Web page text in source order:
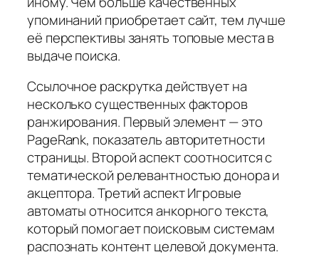
упоминаний приобретает сайт, тем лучше
её перспективы занять топовые места в
выдаче поиска.
Ссылочное раскрутка действует на
несколько существенных факторов
ранжирования. Первый элемент — это
PageRank, показатель авторитетности
страницы. Второй аспект соотносится с
тематической релевантностью донора и
акцептора. Третий аспект Игровые
автоматы относится анкорного текста,
который помогает поисковым системам
распознать контент целевой документа.